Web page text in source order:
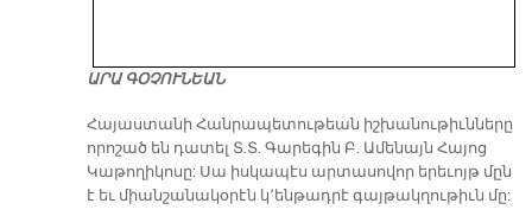
ԱՐԱ ԳՕՉՈՒՆԵԱՆ
​Հայաստանի Հանրապետութեան իշխանութիւնները
որոշած են դատել Տ.Տ. Գարեգին Բ. Ամենայն Հայոց
Կաթողիկոսը: Սա իսկապէս արտասովոր երեւոյթ մըն
է եւ միանշանակօրէն կ՚ենթադրէ գայթակղութիւն մը: